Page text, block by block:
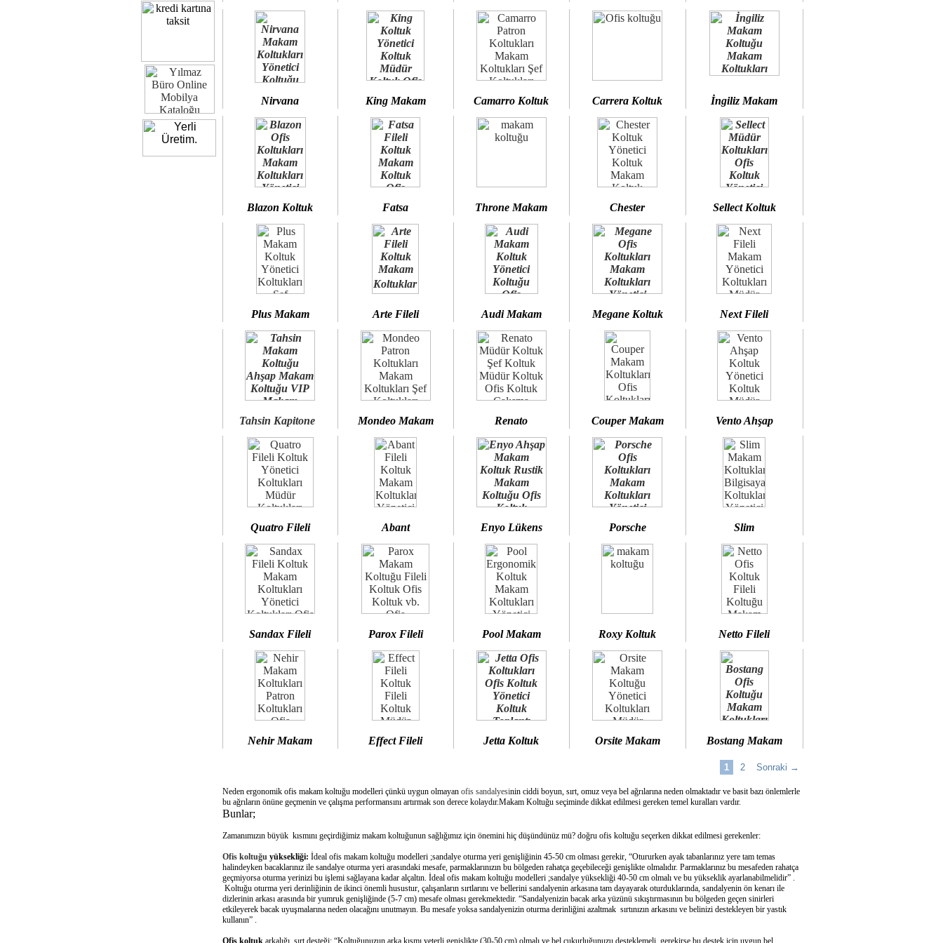
Nirvana King Makam Camarro Koltuk Carrera Koltuk İngiliz Makam
Blazon Koltuk Fatsa Throne Makam Chester Sellect Koltuk
Plus Makam Arte Fileli Audi Makam Megane Koltuk Next Fileli
Tahsin Kapitone Mondeo Makam Renato Couper Makam Vento Ahşap
Quatro Fileli Abant Enyo Lükens Porsche Slim
Sandax Fileli Parox Fileli Pool Makam Roxy Koltuk Netto Fileli
Nehir Makam Effect Fileli Jetta Koltuk Orsite Makam Bostang Makam
1 2 Sonraki →
Neden ergonomik ofis makam koltuğu modelleri çünkü uygun olmayan ofis sandalyesinin ciddi boyun, sırt, omuz veya bel ağrılarına neden olmaktadır ve basit bazı önlemlerle
bu ağrıların önüne geçmenin ve çalışma performansını artırmak son derece kolaydır.Makam Koltuğu seçiminde dikkat edilmesi gereken temel kuralları vardır.
Bunlar;
Zamanımızın büyük kısmını geçirdiğimiz makam koltuğunun sağlığımız için önemini hiç düşündünüz mü? doğru ofis koltuğu seçerken dikkat edilmesi gerekenler:
Ofis koltuğuyüksekliği: İdeal ofis makam koltuğu modelleri ;sandalye oturma yeri genişliğinin 45-50 cm olması gerekir, “Otururken ayak tabanlarınız yere tam temas
halindeyken bacaklarınız ile sandalye oturma yeri arasındaki mesafe, parmaklarınızın bu bölgeden rahatça geçebileceği genişlikte olmalıdır. Parmaklarınız bu mesafeden rahatça
geçmiyorsa oturma yerinizi bu işlemi sağlayana kadar alçaltın. İdeal ofis makam koltuğu modelleri ;sandalye yüksekliği 40-50 cm olmalı ve bu yükseklik ayarlanabilmelidir” .
Koltuğu oturma yeri derinliğinin de ikinci önemli husustur, çalışanların sırtlarını ve bellerini sandalyenin arkasına tam dayayarak oturduklarında, sandalyenin ön kenarı ile
dizlerinin arkası arasında bir yumruk genişliğinde (5-7 cm) mesafe olması gerekmektedir. “Sandalyenizin bacak arka yüzünü sıkıştırmasının bu bölgeden geçen sinirleri
etkileyerek bacak uyuşmalarına neden olacağını unutmayın. Bu mesafe yoksa sandalyenizin oturma derinliğini azaltmak sırtınızın arkasını ve belinizi destekleyen bir yastık
kullanın” .
Ofis koltuk arkalığı sırt desteği: “Koltuğunuzun arka kısmı yeterli genişlikte (30-50 cm) olmalı ve bel çukurluğunuzu desteklemeli, gerekirse bu destek için uygun bel